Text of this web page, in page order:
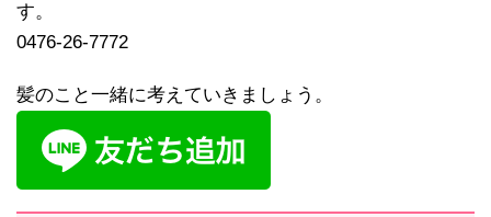
す。
0476-26-7772
髪のこと一緒に考えていきましょう。